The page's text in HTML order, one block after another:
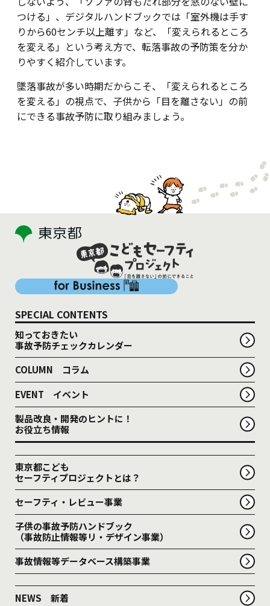
つける」、デジタルハンドブックでは「室外機は手す
りから60センチ以上離す」など、「変えられるところ
を変える」という考え方で、転落事故の予防策を分か
りやすく紹介しています。
墜落事故が多い時期だからこそ、「変えられるところ
を変える」の視点で、子供から「目を離さない」の前
にできる事故予防に取り組みましょう。
SPECIAL CONTENTS
知っておきたい
事故予防チェックカレンダー
COLUMN コラム
EVENT イベント
製品改良・開発のヒントに！
お役立ち情報
東京都こども
セーフティプロジェクトとは？
セーフティ・レビュー事業
子供の事故予防ハンドブック
（事故防止情報等リ・デザイン事業）
事故情報等データベース構築事業
NEWS 新着